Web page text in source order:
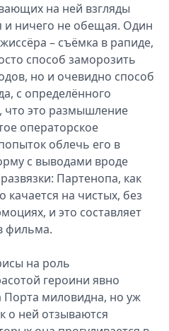
на ней взгляды
ничего не обещая. Один
– съёмка в рапиде,
способ заморозить
но и очевидно способ
с определённого
это размышление
операторское
облечь его в
с выводами вроде
Партенопа, как
качается на чистых, без
и это составляет
фильма.
на роль
героини явно
Порта миловидна, но уж
о ней отзываются